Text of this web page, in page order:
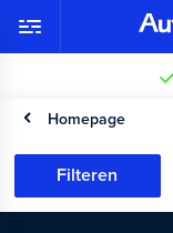
Homepage
Filteren